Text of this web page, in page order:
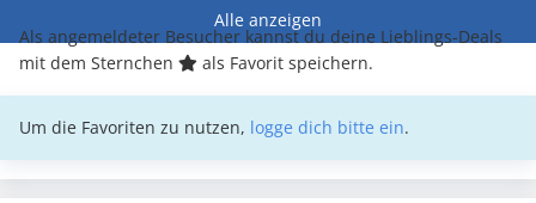
Alle anzeigen
Als angemeldeter Besucher kannst du deine Lieblings-Deals
mit dem Sternchen
als Favorit speichern.
Um die Favoriten zu nutzen, logge dich bitte ein.